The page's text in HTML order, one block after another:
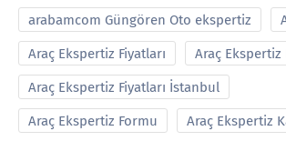
arabamcom Güngören Oto ekspertiz
Araç Ekspertiz Fiyatları Araç Ekspertiz
Araç Ekspertiz Fiyatları İstanbul
Araç Ekspertiz Formu Araç Ekspertiz